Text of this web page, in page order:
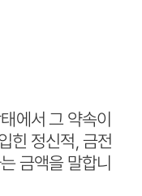
에서 그 약속이
힌 정신적, 금전
금액을 말합니